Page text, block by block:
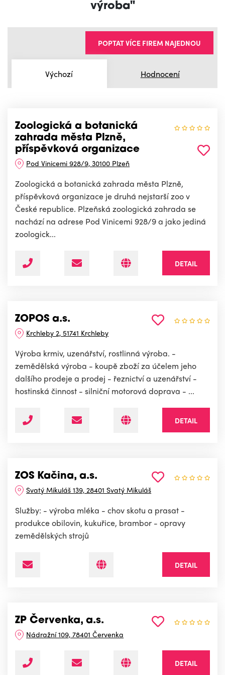
výroba"
Výchozí Hodnocení
POPTAT VÍCE FIREM NAJEDNOU
Zoologická a botanická
zahrada města Plzně,
příspěvková organizace
Pod Vinicemi 928/9, 30100 Plzeň
Zoologická a botanická zahrada města Plzně,
příspěvková organizace je druhá nejstarší zoo v
České republice. Plzeňská zoologická zahrada se
nachází na adrese Pod Vinicemi 928/9 a jako jediná
zoologick...
DETAIL
ZOPOS a.s.
Krchleby 2, 51741 Krchleby
Výroba krmiv, uzenářství, rostlinná výroba. -
zemědělská výroba - koupě zboží za účelem jeho
dalšího prodeje a prodej - řeznictví a uzenářství -
hostinská činnost - silniční motorová doprava - ...
DETAIL
ZOS Kačina, a.s.
Svatý Mikuláš 139, 28401 Svatý Mikuláš
Služby: - výroba mléka - chov skotu a prasat -
produkce obilovin, kukuřice, brambor - opravy
zemědělských strojů
DETAIL
ZP Červenka, a.s.
Nádražní 109, 78401 Červenka
DETAIL